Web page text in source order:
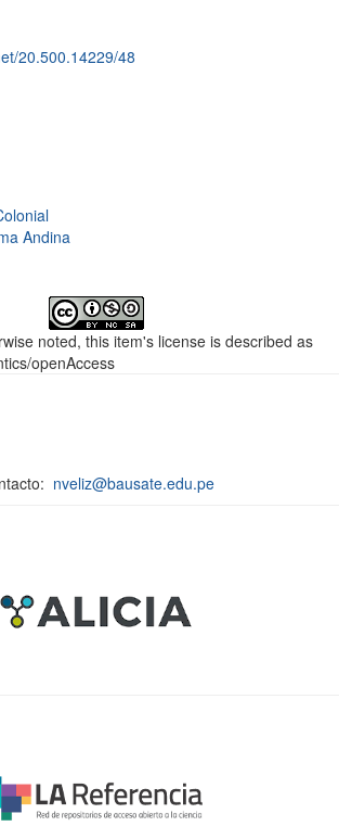
20.500.14229/48
Andina
noted, this item's license is described as
openAccess
nveliz@bausate.edu.pe